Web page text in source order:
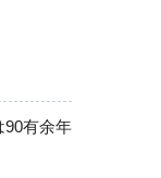
90有余年